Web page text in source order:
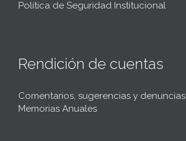
Política de Seguridad Institucional
Rendición de cuentas
Comentarios, sugerencias y denuncias
Memorias Anuales